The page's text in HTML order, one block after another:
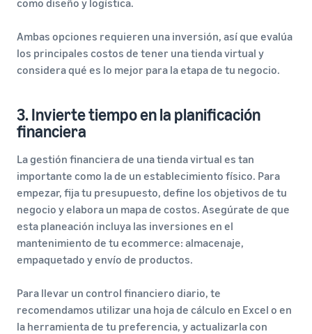
como diseño y logística.
Ambas opciones requieren una inversión, así que evalúa
los principales costos de tener una tienda virtual y
considera qué es lo mejor para la etapa de tu negocio.
3. Invierte tiempo en la planificación
financiera
La gestión financiera de una tienda virtual es tan
importante como la de un establecimiento físico. Para
empezar, fija tu presupuesto, define los objetivos de tu
negocio y elabora un mapa de costos. Asegúrate de que
esta planeación incluya las inversiones en el
mantenimiento de tu ecommerce: almacenaje,
empaquetado y envío de productos.
Para llevar un control financiero diario, te
recomendamos utilizar una hoja de cálculo en Excel o en
la herramienta de tu preferencia, y actualizarla con